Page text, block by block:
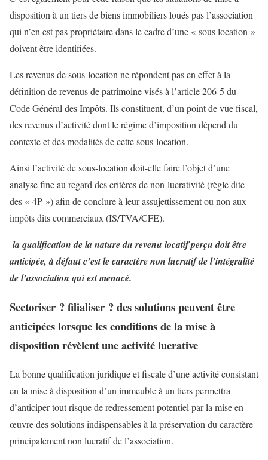
disposition à un tiers de biens immobiliers loués pas l’association
qui n’en est pas propriétaire dans le cadre d’une « sous location »
doivent être identifiées.
Les revenus de sous-location ne répondent pas en effet à la
définition de revenus de patrimoine visés à l’article 206-5 du
Code Général des Impôts. Ils constituent, d’un point de vue fiscal,
des revenus d’activité dont le régime d’imposition dépend du
contexte et des modalités de cette sous-location.
Ainsi l’activité de sous-location doit-elle faire l’objet d’une
analyse fine au regard des critères de non-lucrativité (règle dite
des « 4P ») afin de conclure à leur assujettissement ou non aux
impôts dits commerciaux (IS/TVA/CFE).
la qualification de la nature du revenu locatif perçu doit être
anticipée, à défaut c’est le caractère non lucratif de l’intégralité
de l’association qui est menacé.
Sectoriser ? filialiser ? des solutions peuvent être
anticipées lorsque les conditions de la mise à
disposition révèlent une activité lucrative
La bonne qualification juridique et fiscale d’une activité consistant
en la mise à disposition d’un immeuble à un tiers permettra
d’anticiper tout risque de redressement potentiel par la mise en
œuvre des solutions indispensables à la préservation du caractère
principalement non lucratif de l’association.